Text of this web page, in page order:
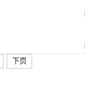
下页